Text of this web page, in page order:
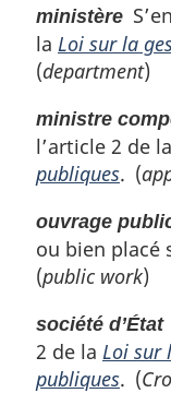
ministère
la Loi sur la
(department)
ministre
l’article 2 de la
publiques. (
ouvrage
ou bien placé
(public work)
société d’État
2 de la Loi sur
publiques. (